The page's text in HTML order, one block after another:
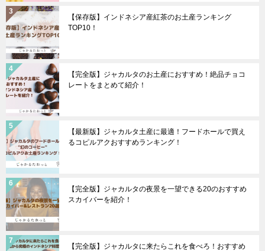
【保存版】インドネシア産紅茶のお土産ランキング
TOP10！
【完全版】ジャカルタのお土産におすすめ！絶品チョコ
レートをまとめて紹介！
【最新版】ジャカルタ土産に最適！フードホールで買え
るコピルアクおすすめランキング！
【完全版】ジャカルタの夜景を一望できる20のおすすめ
スカイバーを紹介！
【完全版】ジャカルタに来たらこれを食べろ！おすすめ